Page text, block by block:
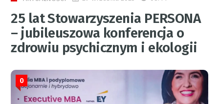
25 lat Stowarzyszenia PERSONA
– jubileuszowa konferencja o
zdrowiu psychicznym i ekologii
0